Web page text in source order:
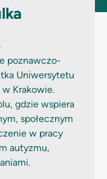
poznawczo-
Uniwersytetu
Krakowie.
gdzie wspiera
społecznym
w pracy
autyzmu,